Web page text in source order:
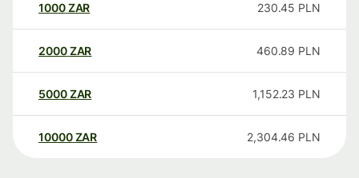
1000ZAR 230.45 PLN
2000ZAR 460.89 PLN
5000ZAR 1,152.23 PLN
10000 ZAR 2,304.46 PLN